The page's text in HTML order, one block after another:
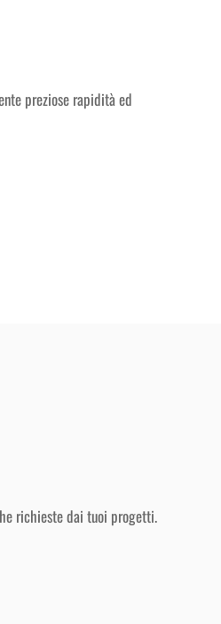
preziose rapidità ed
richieste dai tuoi progetti.